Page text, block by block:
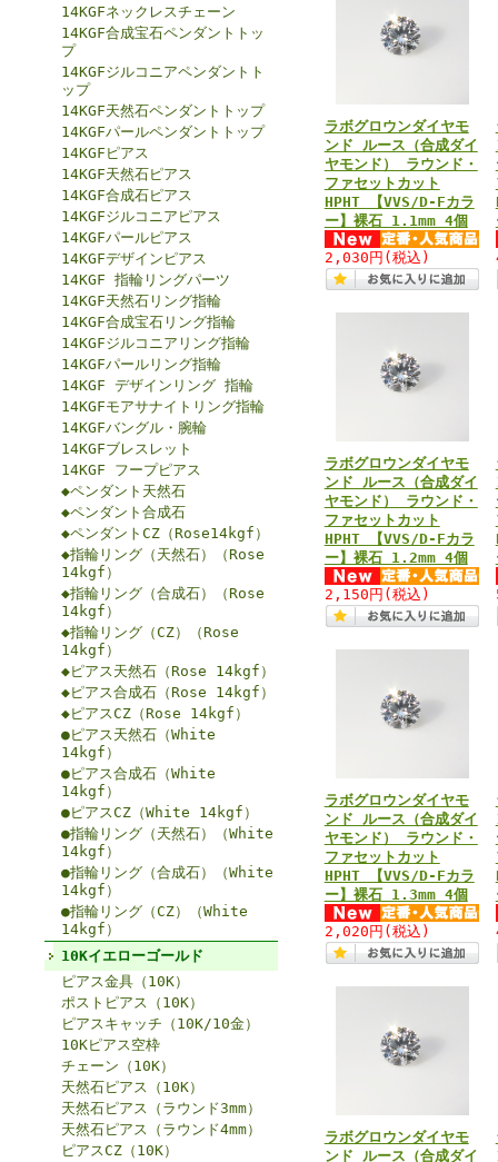
14KGFネックレスチェーン
14KGF合成宝石ペンダントトッ
プ
14KGFジルコニアペンダントト
ップ
14KGF天然石ペンダントトップ
14KGFパールペンダントトップ
14KGFピアス
14KGF天然石ピアス
14KGF合成石ピアス
14KGFジルコニアピアス
14KGFパールピアス
14KGFデザインピアス
14KGF 指輪リングパーツ
14KGF天然石リング指輪
14KGF合成宝石リング指輪
14KGFジルコニアリング指輪
14KGFパールリング指輪
14KGF デザインリング 指輪
14KGFモアサナイトリング指輪
14KGFバングル・腕輪
14KGFブレスレット
14KGF フープピアス
◆ペンダント天然石
◆ペンダント合成石
◆ペンダントCZ（Rose14kgf）
◆指輪リング（天然石）（Rose
14kgf）
◆指輪リング（合成石）（Rose
14kgf）
◆指輪リング（CZ）（Rose
14kgf）
◆ピアス天然石（Rose 14kgf）
◆ピアス合成石（Rose 14kgf）
◆ピアスCZ（Rose 14kgf）
●ピアス天然石（White
14kgf）
●ピアス合成石（White
14kgf）
●ピアスCZ（White 14kgf）
●指輪リング（天然石）（White
14kgf）
●指輪リング（合成石）（White
14kgf）
●指輪リング（CZ）（White
14kgf）
10Kイエローゴールド
ピアス金具（10K）
ポストピアス（10K）
ピアスキャッチ（10K/10金）
10Kピアス空枠
チェーン（10K）
天然石ピアス（10K）
天然石ピアス（ラウンド3mm）
天然石ピアス（ラウンド4mm）
ピアスCZ（10K）
ラボグロウンダイヤモ
ンド ルース（合成ダイ
ヤモンド） ラウンド・
ファセットカット
HPHT 【VVS/D-Fカラ
ー】裸石 1.1mm 4個
2,030円 (税込)
ラボグロウンダイヤモ
ンド ルース（合成ダイ
ヤモンド） ラウンド・
ファセットカット
HPHT 【VVS/D-Fカラ
ー】裸石 1.2mm 4個
2,150円 (税込)
ラボグロウンダイヤモ
ンド ルース（合成ダイ
ヤモンド） ラウンド・
ファセットカット
HPHT 【VVS/D-Fカラ
ー】裸石 1.3mm 4個
2,020円 (税込)
ラボグロウンダイヤモ
ンド ルース（合成ダイ